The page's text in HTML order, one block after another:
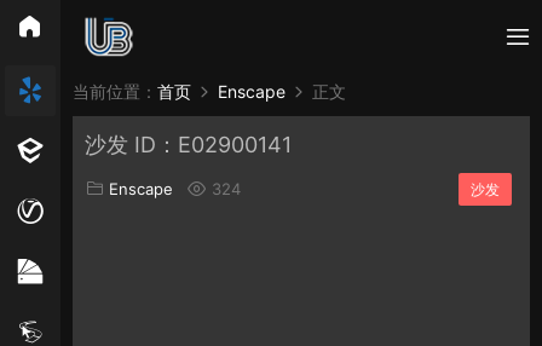
所有分类
Enscape PB3构件
免费模型 En精选集
当前位置： 首页 Enscape 正文
沙发 ID：E02900141
Enscape 324 沙发